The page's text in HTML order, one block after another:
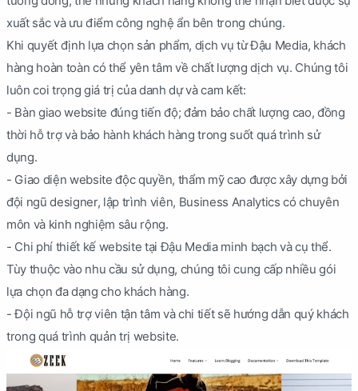
xuất sắc và ưu điểm công nghệ ẩn bên trong chúng.
Khi quyết định lựa chọn sản phẩm, dịch vụ từ Đậu Media, khách
hàng hoàn toàn có thể yên tâm về chất lượng dịch vụ. Chúng tôi
luôn coi trọng giá trị của danh dự và cam kết:
- Bàn giao website đúng tiến độ; đảm bảo chất lượng cao, đồng
thời hỗ trợ và bảo hành khách hàng trong suốt quá trình sử
dụng.
- Giao diện website độc quyền, thẩm mỹ cao được xây dựng bởi
đội ngũ designer, lập trình viên, Business Analytics có chuyên
môn và kinh nghiệm sâu rộng.
- Chi phí thiết kế website tại Đậu Media minh bạch và cụ thể.
Tùy thuộc vào nhu cầu sử dụng, chúng tôi cung cấp nhiều gói
lựa chọn đa dạng cho khách hàng.
- Đội ngũ hỗ trợ viên tận tâm và chi tiết sẽ hướng dẫn quý khách
trong quá trình quản trị website.